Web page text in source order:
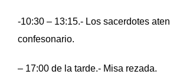
-10:30 – 13:15.- Los sacerdotes
confesonario.
– 17:00 de la tarde.- Misa rezada.